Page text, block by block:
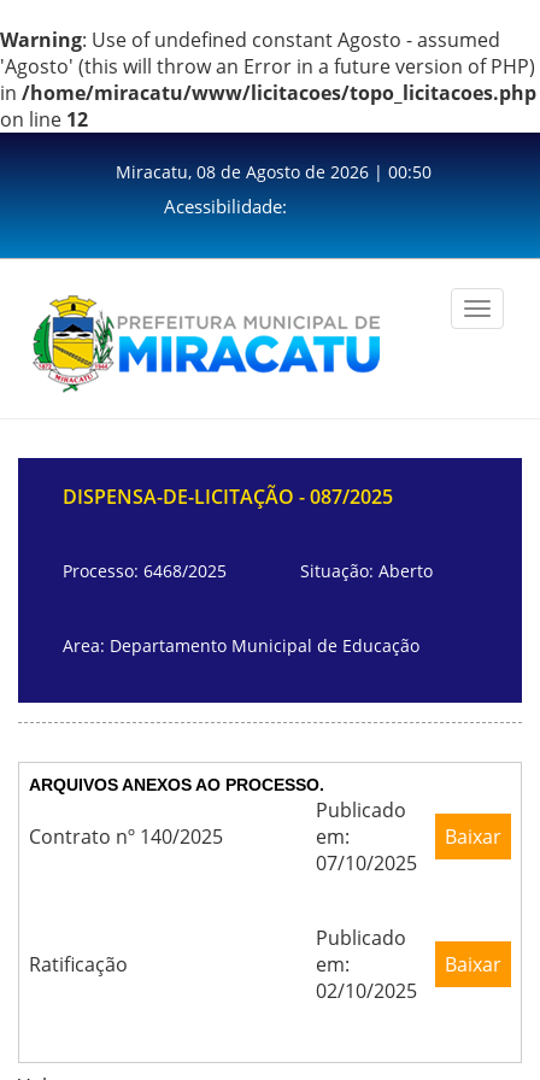
Warning: Use of undefined constant Agosto - assumed
'Agosto' (this will throw an Error in a future version of PHP)
in /home/miracatu/www/licitacoes/topo_licitacoes.php
on line 12
Miracatu, 08 de Agosto de 2026 | 00:50
Acessibilidade:
Toggle
navigation
DISPENSA-DE-LICITAÇÃO - 087/2025
Processo: 6468/2025 Situação: Aberto
Area: Departamento Municipal de Educação
ARQUIVOS ANEXOS AO PROCESSO.
Contrato nº 140/2025
Publicado
em:
07/10/2025
Baixar
Ratificação
Publicado
em:
02/10/2025
Baixar